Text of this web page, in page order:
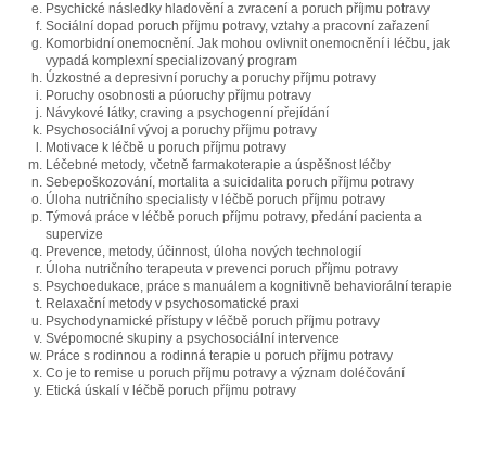
Psychické následky hladovění a zvracení a poruch příjmu potravy
Sociální dopad poruch příjmu potravy, vztahy a pracovní zařazení
Komorbidní onemocnění. Jak mohou ovlivnit onemocnění i léčbu, jak
vypadá komplexní specializovaný program
Úzkostné a depresivní poruchy a poruchy příjmu potravy
Poruchy osobnosti a púoruchy příjmu potravy
Návykové látky, craving a psychogenní přejídání
Psychosociální vývoj a poruchy příjmu potravy
Motivace k léčbě u poruch příjmu potravy
Léčebné metody, včetně farmakoterapie a úspěšnost léčby
Sebepoškozování, mortalita a suicidalita poruch příjmu potravy
Úloha nutričního specialisty v léčbě poruch příjmu potravy
Týmová práce v léčbě poruch příjmu potravy, předání pacienta a
supervize
Prevence, metody, účinnost, úloha nových technologií
Úloha nutričního terapeuta v prevenci poruch příjmu potravy
Psychoedukace, práce s manuálem a kognitivně behaviorální terapie
Relaxační metody v psychosomatické praxi
Psychodynamické přístupy v léčbě poruch příjmu potravy
Svépomocné skupiny a psychosociální intervence
Práce s rodinnou a rodinná terapie u poruch příjmu potravy
Co je to remise u poruch příjmu potravy a význam doléčování
Etická úskalí v léčbě poruch příjmu potravy